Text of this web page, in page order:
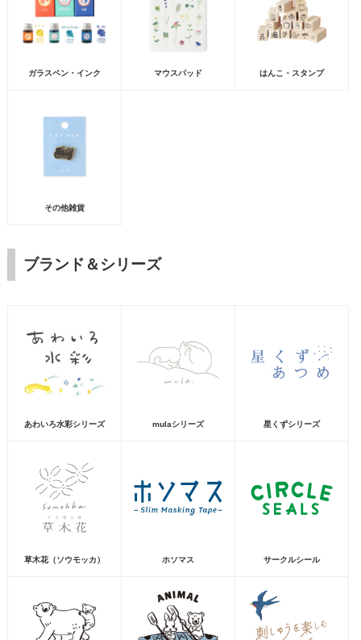
ガラスペン・インク マウスパッド はんこ・スタンプ
その他雑貨
ブランド＆シリーズ
あわいろ水彩シリーズ mulaシリーズ 星くずシリーズ
草木花（ソウモッカ） ホソマス サークルシール